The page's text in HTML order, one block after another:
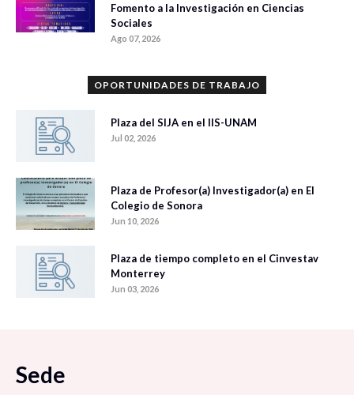
Fomento a la Investigación en Ciencias
Sociales
Ago 07, 2026
OPORTUNIDADES DE TRABAJO
Plaza del SIJA en el IIS-UNAM
Jul 02, 2026
Plaza de Profesor(a) Investigador(a) en El
Colegio de Sonora
Jun 10, 2026
Plaza de tiempo completo en el Cinvestav
Monterrey
Jun 03, 2026
Sede